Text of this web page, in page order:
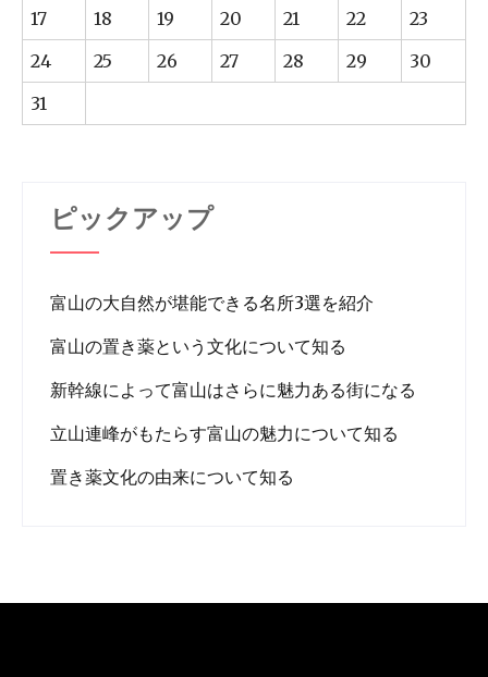
17
18 19 20 21 22
23
24
25 26 27 28 29
30
31
ピックアップ
富山の大自然が堪能できる名所3選を紹介
富山の置き薬という文化について知る
新幹線によって富山はさらに魅力ある街になる
立山連峰がもたらす富山の魅力について知る
置き薬文化の由来について知る